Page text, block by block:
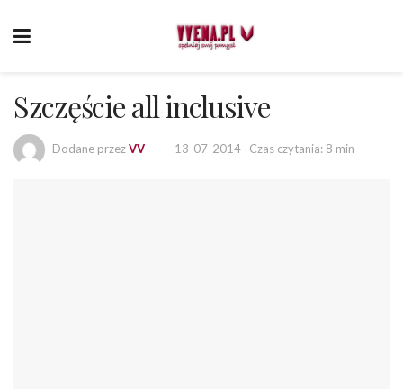
Szczęście all inclusive
Dodane przezVV 13-07-2014 Czas czytania: 8 min